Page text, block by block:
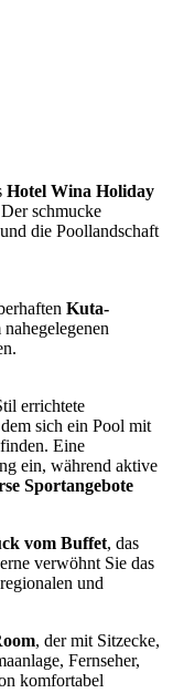
Hotel Wina Holiday
schmucke
die Poollandschaft
Kuta-
errichtete
sich ein Pool mit
Eine
ein, während aktive
Sportangebote
vom Buffet, das
verwöhnt Sie das
und
, der mit Sitzecke,
Fernseher,
komfortabel